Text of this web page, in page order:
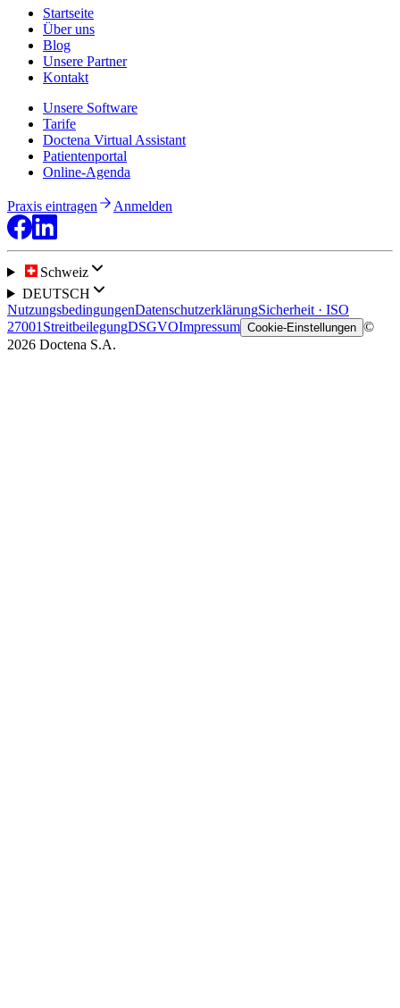
Startseite
Über uns
Blog
Unsere Partner
Kontakt
Unsere Software
Tarife
Doctena Virtual Assistant
Patientenportal
Online-Agenda
Praxis eintragen Anmelden
Schweiz
DEUTSCH
NutzungsbedingungenDatenschutzerklärungSicherheit · ISO
27001 StreitbeilegungDSGVOImpressum Cookie-Einstellungen ©
2026 Doctena S.A.